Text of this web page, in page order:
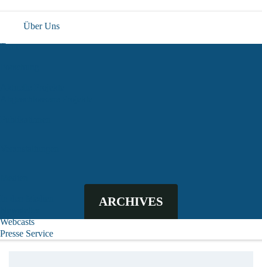
Über Uns
Team
Webcasts
Presse Service
ARCHIVES